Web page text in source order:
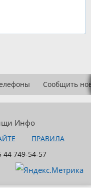
Сообщить
Инфо
ПРАВИЛА
44 749-54-57